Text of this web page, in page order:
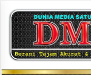
content